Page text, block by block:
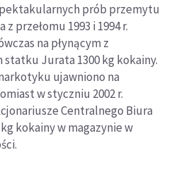
prób przemytu
przełomu 1993 i 1994 r.
na płynącym z
Jurata 1300 kg kokainy.
ujawniono na
w styczniu 2002 r.
Centralnego Biura
kokainy w magazynie w